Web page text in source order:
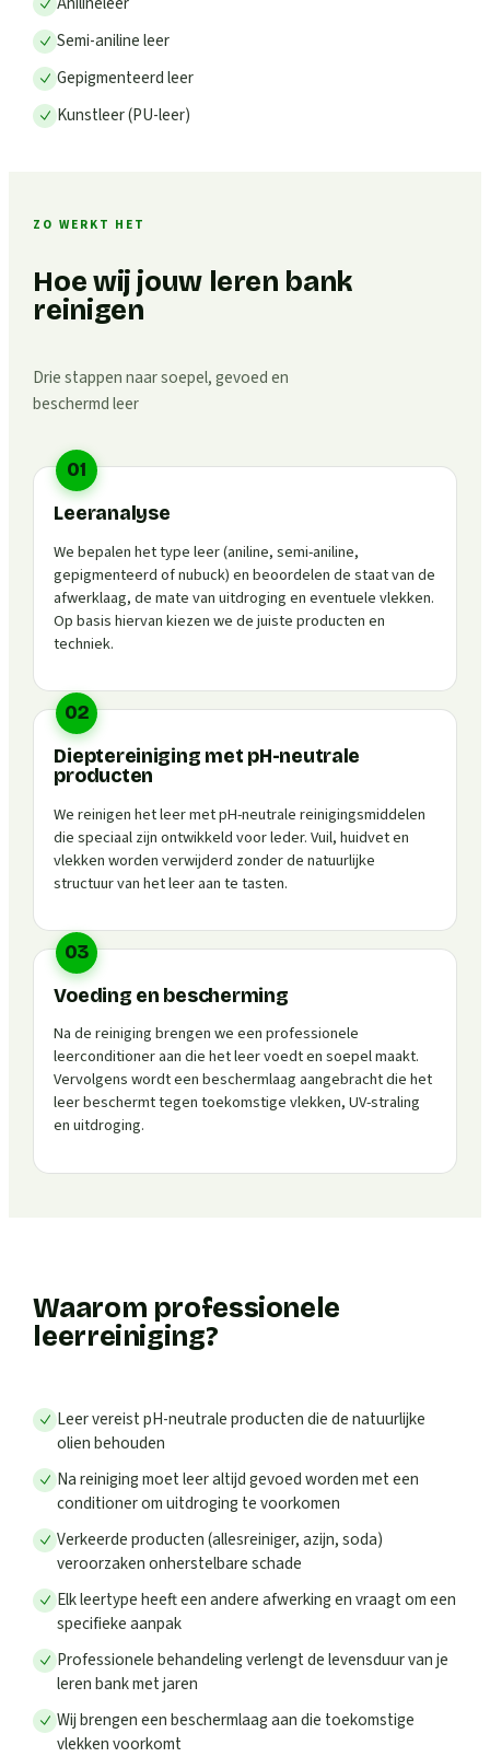
Semi-aniline leer
Gepigmenteerd leer
Kunstleer (PU-leer)
ZO WERKT HET
Hoe wij jouw leren bank
reinigen
Drie stappen naar soepel, gevoed en
beschermd leer
01
Leeranalyse
We bepalen het type leer (aniline, semi-aniline,
gepigmenteerd of nubuck) en beoordelen de staat van de
afwerklaag, de mate van uitdroging en eventuele vlekken.
Op basis hiervan kiezen we de juiste producten en
techniek.
02
Dieptereiniging met pH-neutrale
producten
We reinigen het leer met pH-neutrale reinigingsmiddelen
die speciaal zijn ontwikkeld voor leder. Vuil, huidvet en
vlekken worden verwijderd zonder de natuurlijke
structuur van het leer aan te tasten.
03
Voeding en bescherming
Na de reiniging brengen we een professionele
leerconditioner aan die het leer voedt en soepel maakt.
Vervolgens wordt een beschermlaag aangebracht die het
leer beschermt tegen toekomstige vlekken, UV-straling
en uitdroging.
Waarom professionele
leerreiniging?
Leer vereist pH-neutrale producten die de natuurlijke
olien behouden
Na reiniging moet leer altijd gevoed worden met een
conditioner om uitdroging te voorkomen
Verkeerde producten (allesreiniger, azijn, soda)
veroorzaken onherstelbare schade
Elk leertype heeft een andere afwerking en vraagt om een
specifieke aanpak
Professionele behandeling verlengt de levensduur van je
leren bank met jaren
Wij brengen een beschermlaag aan die toekomstige
vlekken voorkomt